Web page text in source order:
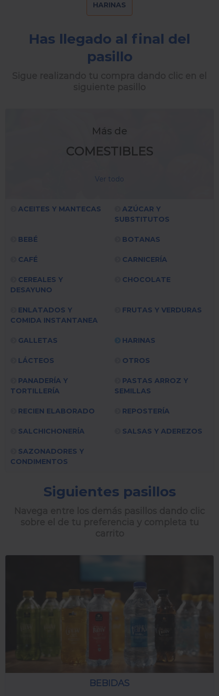
HARINAS
Has llegado al final del
pasillo
Más de
COMESTIBLES
Ver todo
ACEITES Y MANTECAS
AZÚCAR Y
SUBSTITUTOS
BEBÉ BOTANAS
CAFÉ CARNICERÍA
CEREALES Y
DESAYUNO
CHOCOLATE
ENLATADOS Y
COMIDA INSTANTANEA
FRUTAS Y VERDURAS
GALLETAS HARINAS
LÁCTEOS OTROS
PANADERÍA Y
TORTILLERÍA
PASTAS ARROZ Y
SEMILLAS
RECIEN ELABORADO REPOSTERÍA
SALCHICHONERÍA SALSAS Y ADEREZOS
SAZONADORES Y
CONDIMENTOS
Siguientes pasillos
BEBIDAS